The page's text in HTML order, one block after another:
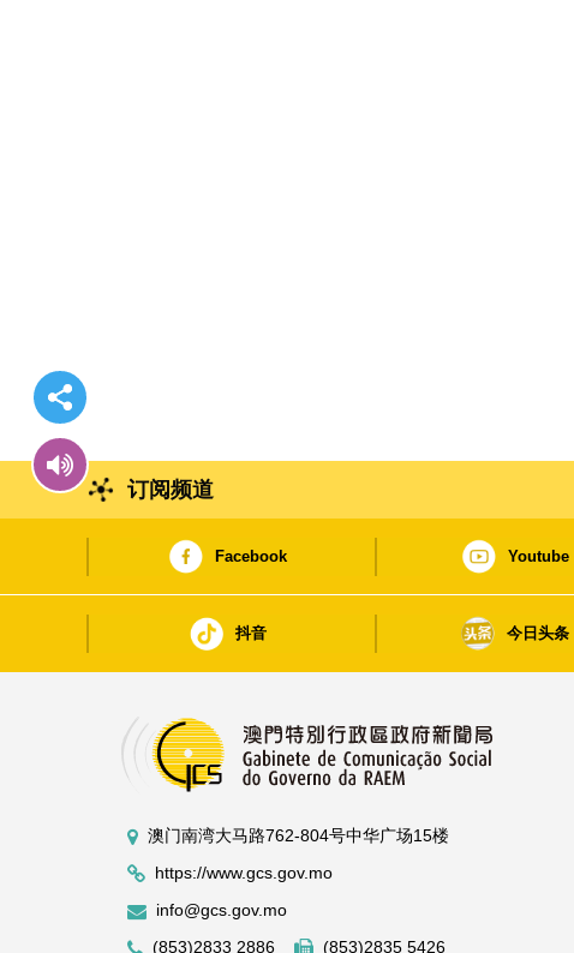
订阅频道
Facebook Youtube
抖音 今日头条
澳门南湾大马路762-804号中华广场15楼
https://www.gcs.gov.mo
info@gcs.gov.mo
(853)2833 2886
(853)2835 5426